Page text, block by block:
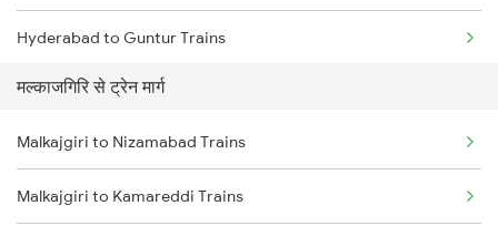
Hyderabad to Guntur Trains
Hyderabad to Rajahmundry Trains
Hyderabad to Vikarabad Trains
Hyderabad to Lingampalli Trains
मल्काजगिरि से ट्रेन मार्ग
Malkajgiri to Nizamabad Trains
Malkajgiri to Kamareddi Trains